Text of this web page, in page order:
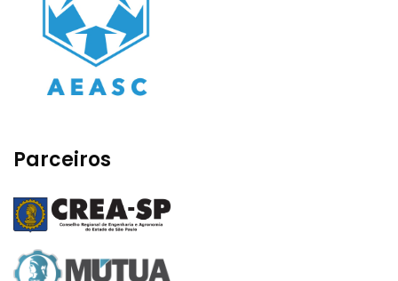
Parceiros